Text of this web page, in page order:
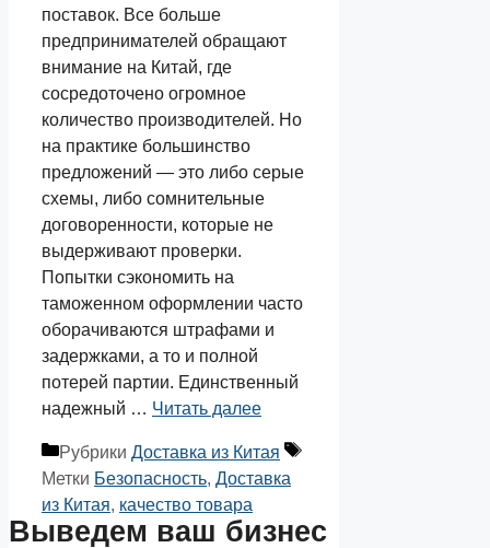
поставок. Все больше
предпринимателей обращают
внимание на Китай, где
сосредоточено огромное
количество производителей. Но
на практике большинство
предложений — это либо серые
схемы, либо сомнительные
договоренности, которые не
выдерживают проверки.
Попытки сэкономить на
таможенном оформлении часто
оборачиваются штрафами и
задержками, а то и полной
потерей партии. Единственный
надежный … Читать далее
Рубрики Доставка из Китая
Метки Безопасность, Доставка
из Китая, качество товара
Выведем ваш бизнес